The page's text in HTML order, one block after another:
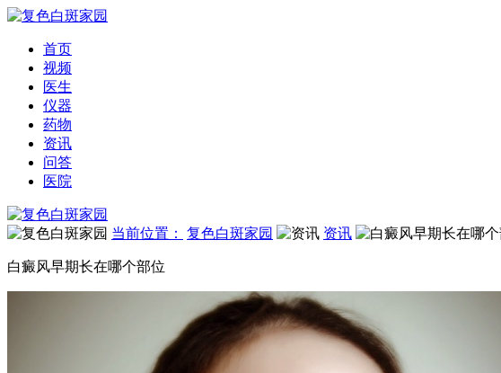
首页
视频
医生
仪器
药物
资讯
问答
医院
当前位置： 复色白斑家园 资讯
白癜风早期长在哪个部位